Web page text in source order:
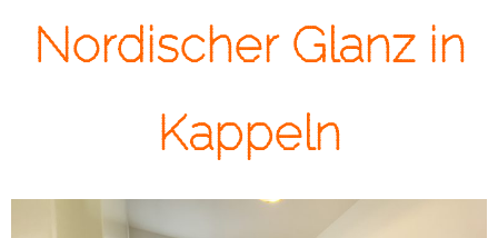
Nordischer Glanz in
Kappeln